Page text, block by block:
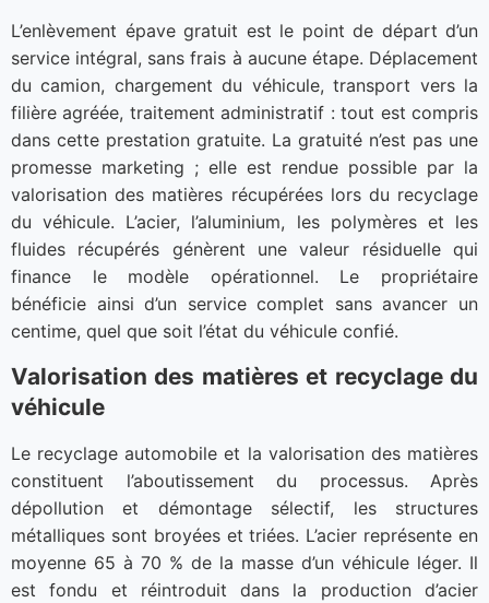
L’enlèvement épave gratuit est le point de départ d’un
service intégral, sans frais à aucune étape. Déplacement
du camion, chargement du véhicule, transport vers la
filière agréée, traitement administratif : tout est compris
dans cette prestation gratuite. La gratuité n’est pas une
promesse marketing ; elle est rendue possible par la
valorisation des matières récupérées lors du recyclage
du véhicule. L’acier, l’aluminium, les polymères et les
fluides récupérés génèrent une valeur résiduelle qui
finance le modèle opérationnel. Le propriétaire
bénéficie ainsi d’un service complet sans avancer un
centime, quel que soit l’état du véhicule confié.
Valorisation des matières et recyclage du
véhicule
Le recyclage automobile et la valorisation des matières
constituent l’aboutissement du processus. Après
dépollution et démontage sélectif, les structures
métalliques sont broyées et triées. L’acier représente en
moyenne 65 à 70 % de la masse d’un véhicule léger. Il
est fondu et réintroduit dans la production d’acier